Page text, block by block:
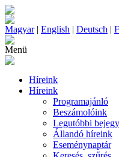
Magyar| English | Deutsch |
Menü
Híreink
Híreink
Programajánló
Beszámolóink
Legutóbbi
Állandó híreink
Eseménynaptár